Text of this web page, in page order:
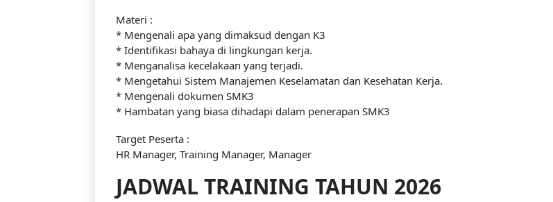
Materi :
* Mengenali apa yang dimaksud dengan K3
* Identifikasi bahaya di lingkungan kerja.
* Menganalisa kecelakaan yang terjadi.
* Mengetahui Sistem Manajemen Keselamatan dan Kesehatan Kerja.
* Mengenali dokumen SMK3
* Hambatan yang biasa dihadapi dalam penerapan SMK3
Target Peserta :
HR Manager, Training Manager, Manager
JADWAL TRAINING TAHUN 2026